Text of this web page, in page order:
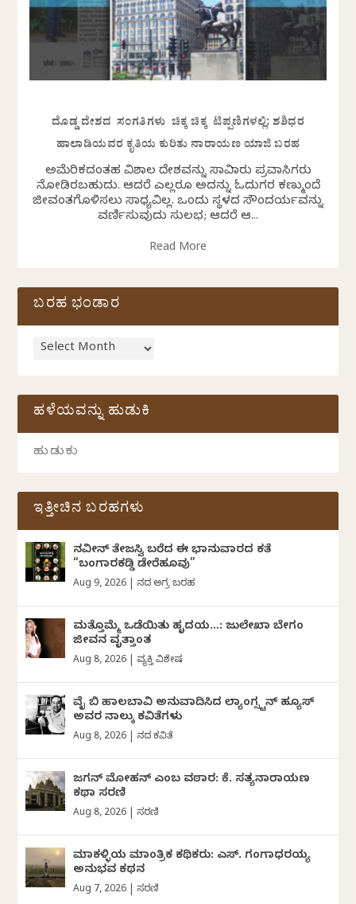
ದೊಡ್ಡ ದೇಶದ ಸಂಗತಿಗಳು ಚಿಕ್ಕ ಚಿಕ್ಕ ಟಿಪ್ಪಣಿಗಳಲ್ಲಿ: ಶಶಿಧರ
ಹಾಲಾಡಿಯವರ ಕೃತಿಯ ಕುರಿತು ನಾರಾಯಣ ಯಾಜಿ ಬರಹ
ಅಮೆರಿಕದಂತಹ ವಿಶಾಲ ದೇಶವನ್ನು ಸಾವಿರಾರು ಪ್ರವಾಸಿಗರು
ನೋಡಿರಬಹುದು. ಆದರೆ ಎಲ್ಲರೂ ಅದನ್ನು ಓದುಗರ ಕಣ್ಮುಂದೆ
ಜೀವಂತಗೊಳಿಸಲು ಸಾಧ್ಯವಿಲ್ಲ. ಒಂದು ಸ್ಥಳದ ಸೌಂದರ್ಯವನ್ನು
ವರ್ಣಿಸುವುದು ಸುಲಭ; ಆದರೆ ಆ...
Read More
ಬರಹ ಭಂಡಾರ
ಹಳೆಯವನ್ನು ಹುಡುಕಿ
ಇತ್ತೀಚಿನ ಬರಹಗಳು
ನವೀನ್‌ ತೇಜಸ್ವಿ ಬರೆದ ಈ ಭಾನುವಾರದ ಕತೆ
“ಬಂಗಾರಕಡ್ಡಿ ಡೇರೆಹೂವು”
Aug 9, 2026 ದಿನದ ಅಗ್ರ ಬರಹ
ಮತ್ತೊಮ್ಮೆ ಒಡೆಯಿತು ಹೃದಯ…: ಜುಲೇಖಾ ಬೇಗಂ
ಜೀವನ ವೃತ್ತಾಂತ
Aug 8, 2026 ವ್ಯಕ್ತಿ ವಿಶೇಷ
ವೈ ಬಿ ಹಾಲಬಾವಿ ಅನುವಾದಿಸಿದ ಲ್ಯಾಂಗ್ಸ್ಟನ್ ಹ್ಯೂಸ್
ಅವರ ನಾಲ್ಕು ಕವಿತೆಗಳು
Aug 8, 2026 ದಿನದ ಕವಿತೆ
ಜಗನ್‌ ಮೋಹನ್‌ ಎಂಬ ವಠಾರ: ಕೆ. ಸತ್ಯನಾರಾಯಣ
ಕಥಾ ಸರಣಿ
Aug 8, 2026 ಸರಣಿ
ಮಾಕಳ್ಳಿಯ ಮಾಂತ್ರಿಕ ಕಥಿಕರು: ಎಸ್. ಗಂಗಾಧರಯ್ಯ
ಅನುಭವ ಕಥನ
Aug 7, 2026 ಸರಣಿ